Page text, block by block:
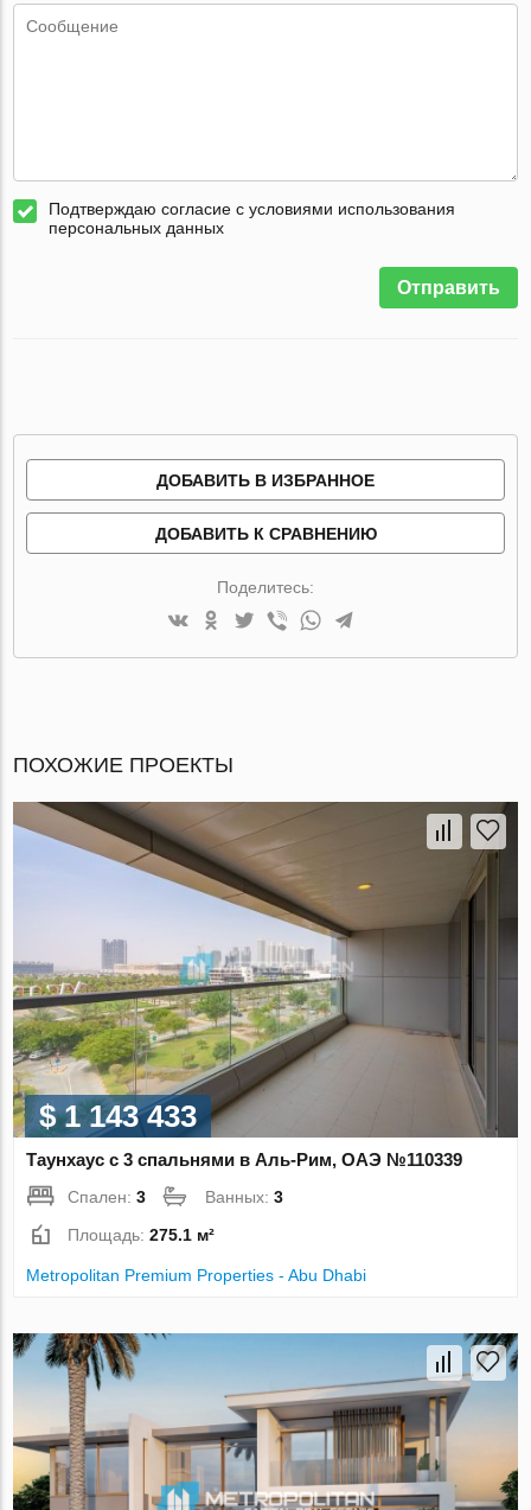
Подтверждаю согласие с условиями использования
персональных данных
Отправить
ДОБАВИТЬ В ИЗБРАННОЕ
ДОБАВИТЬ К СРАВНЕНИЮ
Поделитесь:
ПОХОЖИЕ ПРОЕКТЫ
$ 1 143 433
Таунхаус с 3 спальнями в Аль-Рим, ОАЭ №110339
Спален:3 Ванных:3
Площадь:275.1 м²
Metropolitan Premium Properties - Abu Dhabi